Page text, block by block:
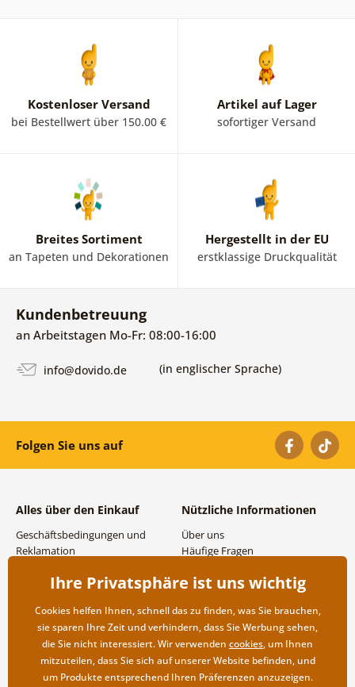
Kostenloser Versand
bei Bestellwert über 150.00 €
Artikel auf Lager
sofortiger Versand
Breites Sortiment
an Tapeten und Dekorationen
Hergestellt in der EU
erstklassige Druckqualität
Kundenbetreuung
an Arbeitstagen Mo-Fr: 08:00-16:00
info@dovido.de (in englischer Sprache)
Folgen Sie uns auf
Alles über den Einkauf
Geschäftsbedingungen und
Reklamation
Versand- und
Rücksendung der Ware
Nützliche Informationen
Über uns
Häufige Fragen
Großhandel und
Ihre Privatsphäre ist uns wichtig
Cookies helfen Ihnen, schnell das zu finden, was Sie brauchen,
sie sparen Ihre Zeit und verhindern, dass Sie Werbung sehen,
die Sie nicht interessiert. Wir verwenden cookies, um Ihnen
mitzuteilen, dass Sie sich auf unserer Website befinden, und
um Produkte entsprechend Ihren Präferenzen anzuzeigen.